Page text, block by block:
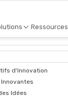
Ressources
d'Innovation
Idées